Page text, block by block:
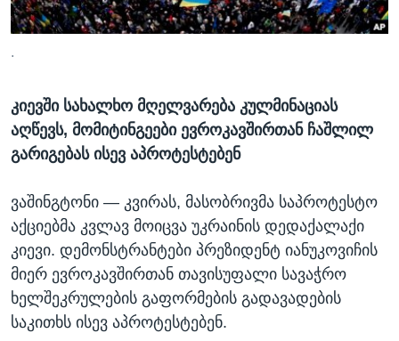
ᲡᲢᲣᲓᲘᲐ ᲕᲐᲨᲘᲜᲒᲢᲝᲜᲘ
ᲔᲙᲝᲜᲝᲛᲘᲙᲐ
ᲘᲜᲢᲔᲠᲕᲘᲣ
ᲙᲣᲚᲢᲣᲠᲐ
ᲓᲔᲖᲘᲜᲤᲝᲠᲛᲐᲪᲘᲐ
Learning English
ენები
.
კიევში სახალხო მღელვარება კულმინაციას
აღწევს, მომიტინგეები ევროკავშირთან ჩაშლილ
გარიგებას ისევ აპროტესტებენ
ᲕᲐᲨᲘᲜᲒᲢᲝᲜᲘ — კვირას, მასობრივმა საპროტესტო
აქციებმა კვლავ მოიცვა უკრაინის დედაქალაქი
კიევი. დემონსტრანტები პრეზიდენტ იანუკოვიჩის
მიერ ევროკავშირთან თავისუფალი სავაჭრო
ხელშეკრულების გაფორმების გადავადების
საკითხს ისევ აპროტესტებენ.